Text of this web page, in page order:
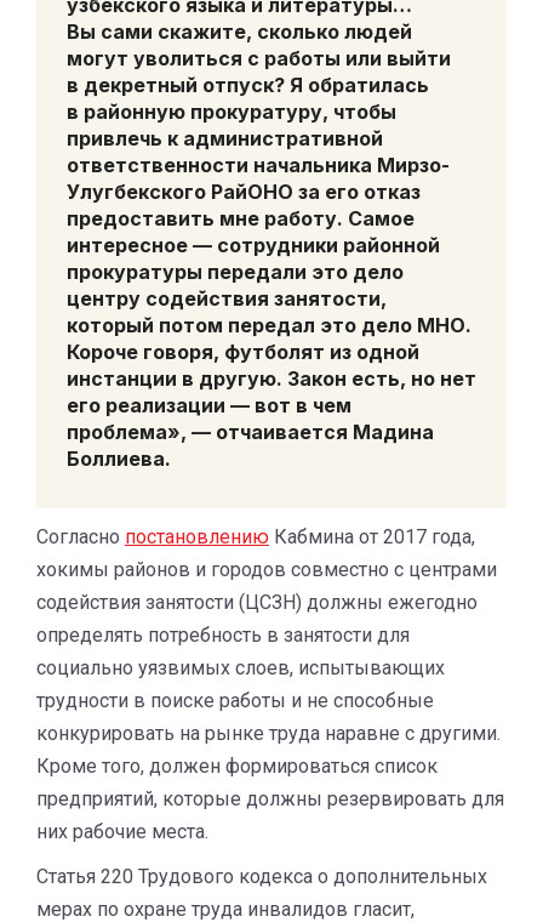
Вы сами скажите, сколько людей
могут уволиться с работы или выйти
в декретный отпуск? Я обратилась
в районную прокуратуру, чтобы
привлечь к административной
ответственности начальника Мирзо-
Улугбекского РайОНО за его отказ
предоставить мне работу. Самое
интересное — сотрудники районной
прокуратуры передали это дело
центру содействия занятости,
который потом передал это дело МНО.
Короче говоря, футболят из одной
инстанции в другую. Закон есть, но нет
его реализации — вот в чем
проблема», — отчаивается Мадина
Боллиева.
Согласно постановлению Кабмина от 2017 года,
хокимы районов и городов совместно с центрами
содействия занятости (ЦСЗН) должны ежегодно
определять потребность в занятости для
социально уязвимых слоев, испытывающих
трудности в поиске работы и не способные
конкурировать на рынке труда наравне с другими.
Кроме того, должен формироваться список
предприятий, которые должны резервировать для
них рабочие места.
Статья 220 Трудового кодекса о дополнительных
мерах по охране труда инвалидов гласит,